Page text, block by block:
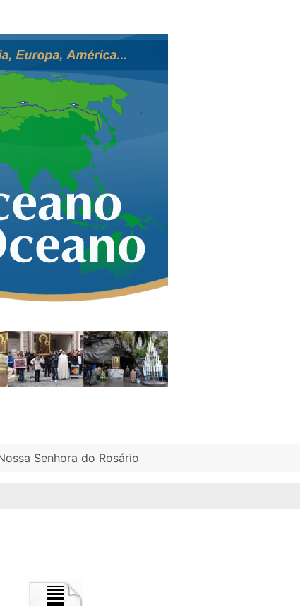
Senhora do Rosário